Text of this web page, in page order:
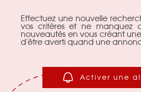
Effectuez une nouvelle
vos critères et ne manquez
nouveautés en vous créant
d'être averti quand une
Activer une